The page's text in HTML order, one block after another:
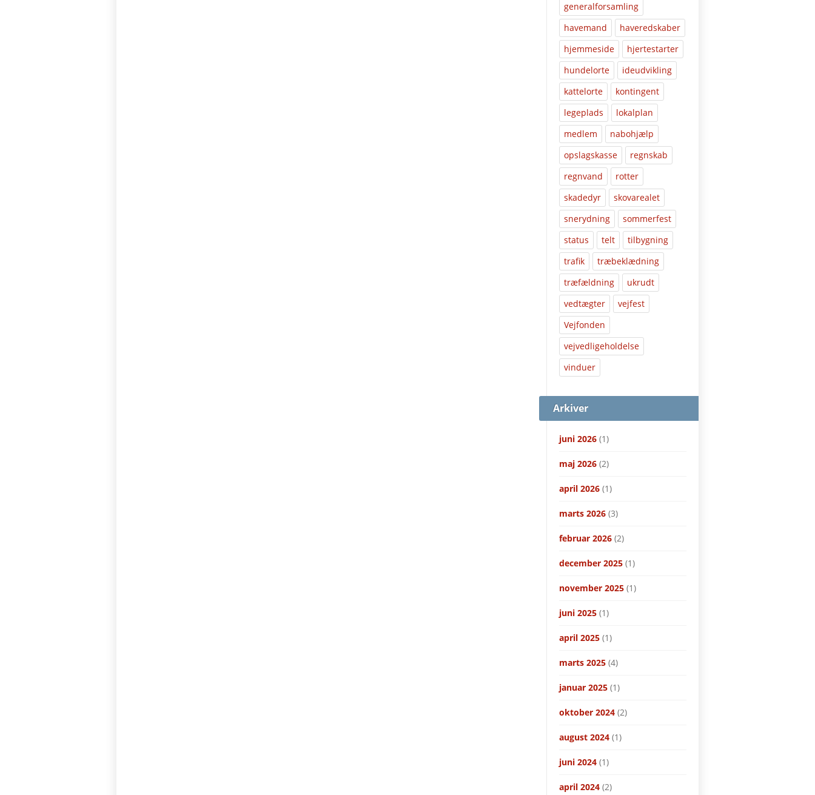
generalforsamling
havemand
haveredskaber
hjemmeside
hjertestarter
hundelorte
ideudvikling
kattelorte
kontingent
legeplads
lokalplan
medlem
nabohjælp
opslagskasse
regnskab
regnvand
rotter
skadedyr
skovarealet
snerydning
sommerfest
status
telt
tilbygning
trafik
træbeklædning
træfældning
ukrudt
vedtægter
vejfest
Vejfonden
vejvedligeholdelse
vinduer
Arkiver
juni 2026 (1)
maj 2026 (2)
april 2026 (1)
marts 2026 (3)
februar 2026 (2)
december 2025 (1)
november 2025 (1)
juni 2025 (1)
april 2025 (1)
marts 2025 (4)
januar 2025 (1)
oktober 2024 (2)
august 2024 (1)
juni 2024 (1)
april 2024 (2)